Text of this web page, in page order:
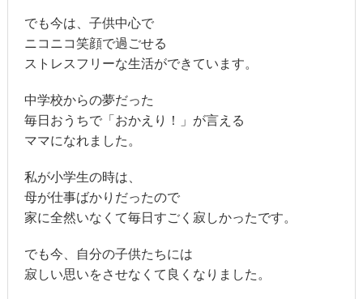
でも今は、子供中心で
ニコニコ笑顔で過ごせる
ストレスフリーな生活ができています。
中学校からの夢だった
毎日おうちで「おかえり！」が言える
ママになれました。
私が小学生の時は、
母が仕事ばかりだったので
家に全然いなくて毎日すごく寂しかったです。
でも今、自分の子供たちには
寂しい思いをさせなくて良くなりました。